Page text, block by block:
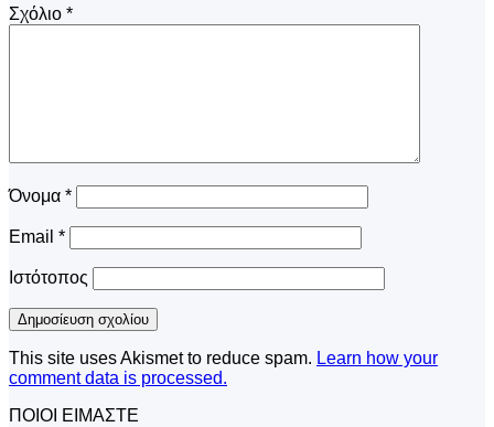
Σχόλιο *
Όνομα *
Email *
Ιστότοπος
This site uses Akismet to reduce spam. Learn how your
comment data is processed.
ΠΟΙΟΙ ΕΙΜΑΣΤΕ